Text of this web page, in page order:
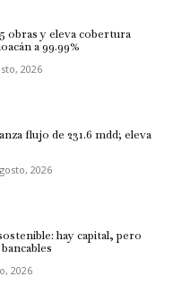
obras y eleva cobertura
a 99.99%
2026
flujo de 231.6 mdd; eleva
2026
hay capital, pero
2026